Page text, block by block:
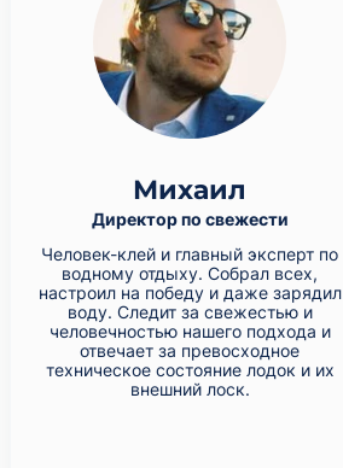
Михаил
Директор по свежести
Человек-клей и главный эксперт по
водному отдыху. Собрал всех,
настроил на победу и даже зарядил
воду. Следит за свежестью и
человечностью нашего подхода и
отвечает за превосходное
техническое состояние лодок и их
внешний лоск.